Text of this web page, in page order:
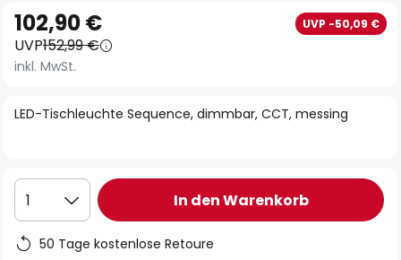
Anfang
der
Bildgalerie
LED-Tischleuchte Sequence, dimmbar, CCT, messing
102,90 € UVP -50,09 €
UVP152,99 €
inkl. MwSt.
1 In den Warenkorb
50 Tage kostenlose Retoure